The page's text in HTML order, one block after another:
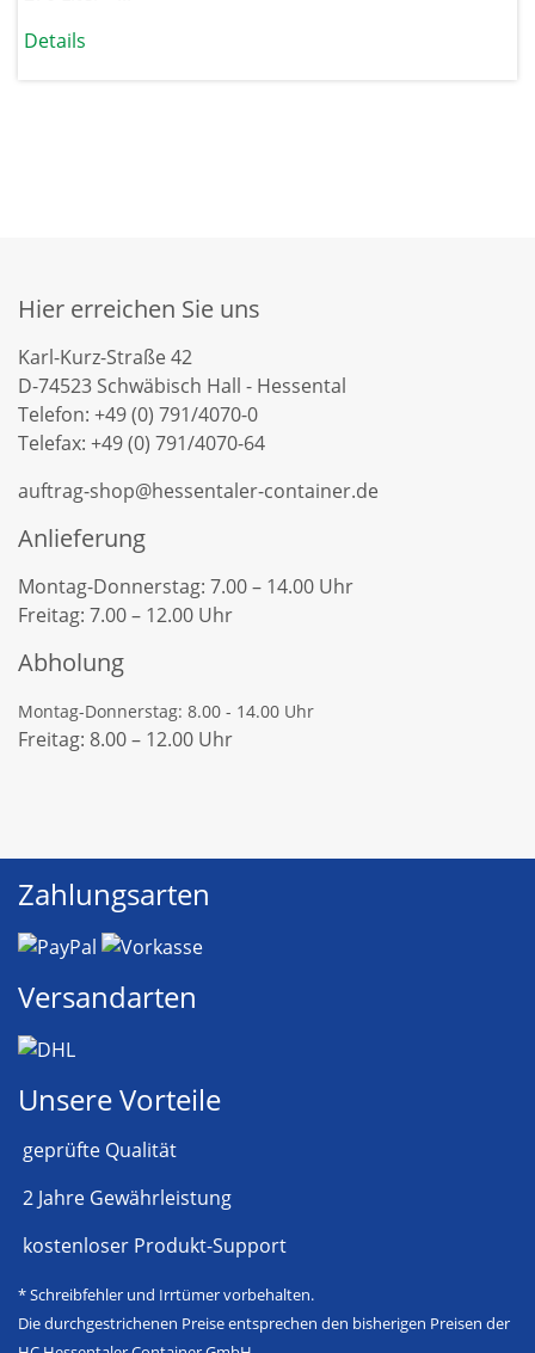
Details
Hier erreichen Sie uns
Karl-Kurz-Straße 42
D-74523 Schwäbisch Hall - Hessental
Telefon: +49 (0) 791/4070-0
Telefax: +49 (0) 791/4070-64
auftrag-shop@hessentaler-container.de
Anlieferung
Montag-Donnerstag: 7.00 – 14.00 Uhr
Freitag: 7.00 – 12.00 Uhr
Abholung
Montag-Donnerstag: 8.00 - 14.00 Uhr
Freitag: 8.00 – 12.00 Uhr
Zahlungsarten
Versandarten
Unsere Vorteile
geprüfte Qualität
2 Jahre Gewährleistung
kostenloser Produkt-Support
* Schreibfehler und Irrtümer vorbehalten.
Die durchgestrichenen Preise entsprechen den bisherigen Preisen der